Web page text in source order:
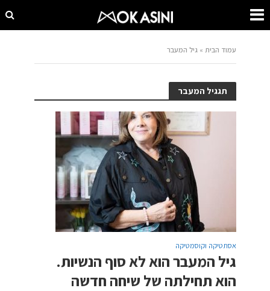
עמוד הבית »גיל המעבר
תגגיל המעבר
אסתטיקה וקוסמטיקה
גיל המעבר הוא לא סוף הנשיות.
הוא תחילתה של שיחה חדשה